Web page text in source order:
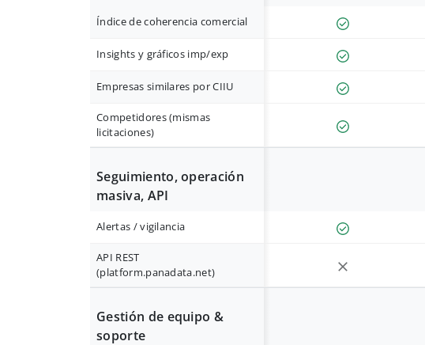
Índice de coherencia comercial
Insights y gráficos imp/exp
Empresas similares por CIIU
Competidores (mismas
licitaciones)
Seguimiento, operación
masiva, API
Alertas / vigilancia
API REST
(platform.panadata.net)
Gestión de equipo &
soporte